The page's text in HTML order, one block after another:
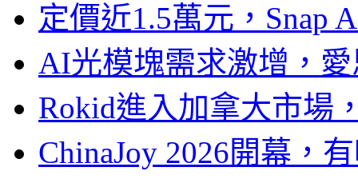
定價近1.5萬元，Snap
AI光模塊需求激增，
Rokid進入加拿大市場
ChinaJoy 2026開幕，